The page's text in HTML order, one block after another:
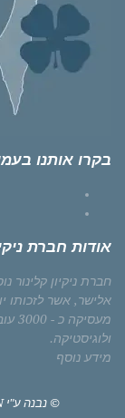
בקרו אותנו
אודות חברת
ולוגיסטיקה.
מידע נוסף
© נבנה ע"י HACKERMAN